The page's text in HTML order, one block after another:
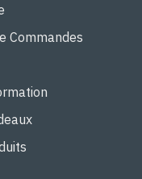
Commandes